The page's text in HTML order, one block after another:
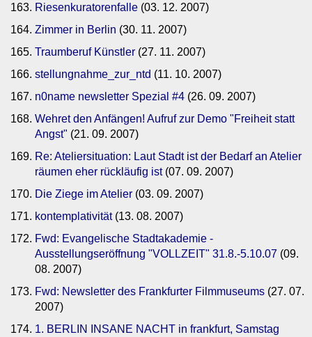
Riesenkuratorenfalle (03. 12. 2007)
Zimmer in Berlin (30. 11. 2007)
Traumberuf Künstler (27. 11. 2007)
stellungnahme_zur_ntd (11. 10. 2007)
n0name newsletter Spezial #4 (26. 09. 2007)
Wehret den Anfängen! Aufruf zur Demo "Freiheit statt
Angst" (21. 09. 2007)
Re: Ateliersituation: Laut Stadt ist der Bedarf an Atelier
räumen eher rückläufig ist(07. 09. 2007)
Die Ziege im Atelier (03. 09. 2007)
kontemplativität(13. 08. 2007)
Fwd: Evangelische Stadtakademie -
Ausstellungseröffnung "VOLLZEIT" 31.8.-5.10.07 (09.
08. 2007)
Fwd: Newsletter des Frankfurter Filmmuseums (27. 07.
2007)
1. BERLIN INSANE NACHT in frankfurt, Samstag